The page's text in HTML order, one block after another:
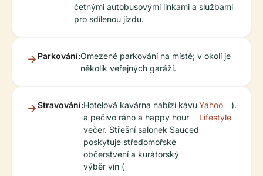
četnými autobusovými linkami a službami
pro sdílenou jízdu.
Parkování:Omezené parkování na místě; v okolí je
několik veřejných garáží.
Stravování:Hotelová kavárna nabízí kávu
a pečivo ráno a happy hour
večer. Střešní salonek Sauced
poskytuje středomořské
občerstvení a kurátorský
výběr vín (
Yahoo
Lifestyle
).